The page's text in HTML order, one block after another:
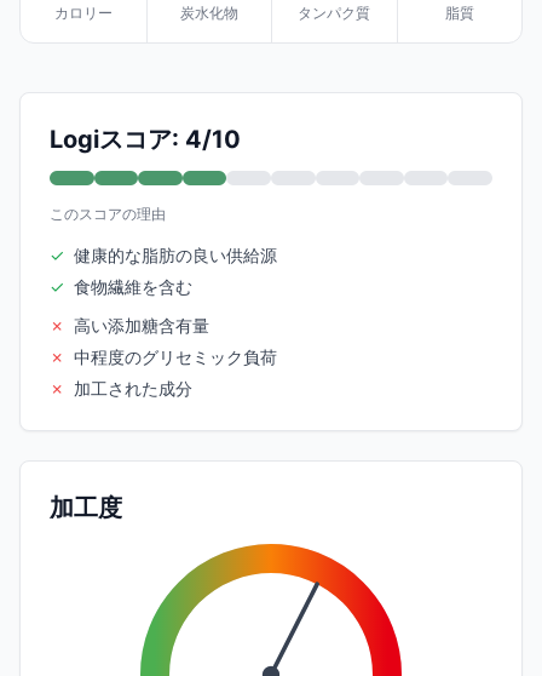
カロリー 炭水化物 タンパク質 脂質
Logiスコア: 4/10
このスコアの理由
✓ 健康的な脂肪の良い供給源
✓ 食物繊維を含む
✗ 高い添加糖含有量
✗ 中程度のグリセミック負荷
✗
加工された成分
加工度